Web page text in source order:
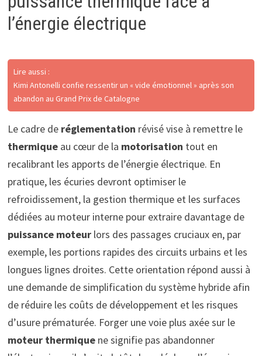
l’énergie électrique
Lire aussi :
Kimi Antonelli confie ressentir un « vide émotionnel » après son
abandon au Grand Prix de Catalogne
Le cadre de réglementation révisé vise à remettre le
thermiqueau cœur de la motorisation tout en
recalibrant les apports de l’énergie électrique. En
pratique, les écuries devront optimiser le
refroidissement, la gestion thermique et les surfaces
dédiées au moteur interne pour extraire davantage de
puissance moteurlors des passages cruciaux en, par
exemple, les portions rapides des circuits urbains et les
longues lignes droites. Cette orientation répond aussi à
une demande de simplification du système hybride afin
de réduire les coûts de développement et les risques
d’usure prématurée. Forger une voie plus axée sur le
moteur thermiquene signifie pas abandonner